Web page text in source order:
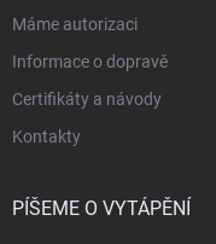
Máme autorizaci
Informace o dopravě
Certifikáty a návody
Kontakty
PÍŠEME O VYTÁPĚNÍ